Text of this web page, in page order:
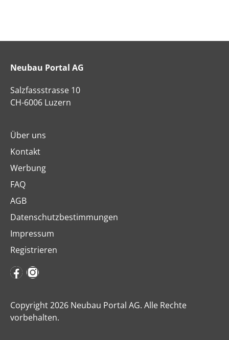
Neubau Portal AG
Salzfassstrasse 10
CH-6006 Luzern
Über uns
Kontakt
Werbung
FAQ
AGB
Datenschutzbestimmungen
Impressum
Registrieren
Copyright 2026 Neubau Portal AG. Alle Rechte
vorbehalten.